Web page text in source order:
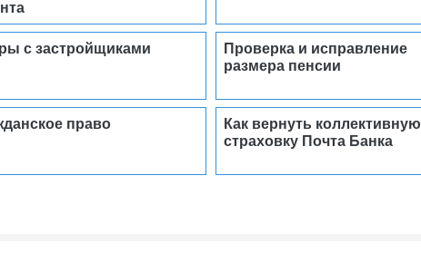
с застройщиками
Проверка и исправление
размера пенсии
право
Как вернуть коллективную
страховку Почта Банка